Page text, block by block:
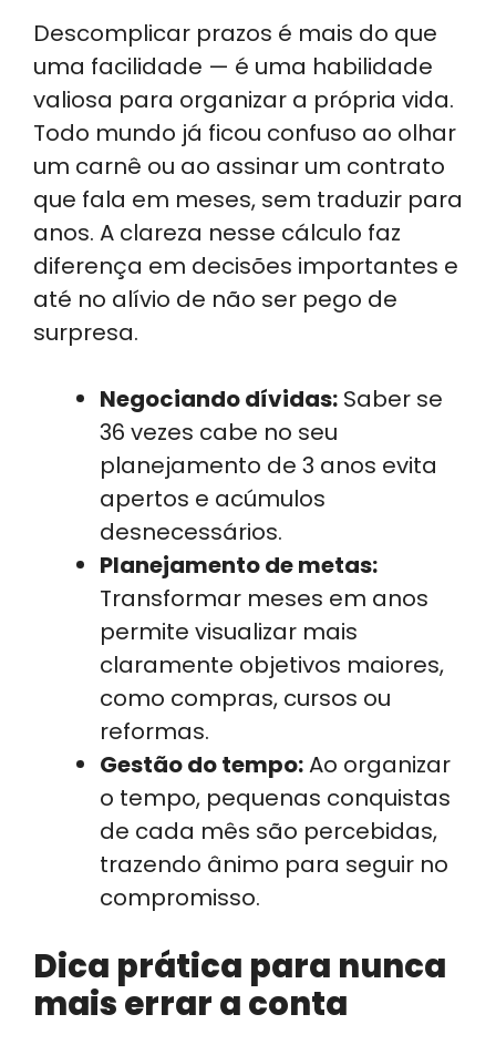
Descomplicar prazos é mais do que
uma facilidade — é uma habilidade
valiosa para organizar a própria vida.
Todo mundo já ficou confuso ao olhar
um carnê ou ao assinar um contrato
que fala em meses, sem traduzir para
anos. A clareza nesse cálculo faz
diferença em decisões importantes e
até no alívio de não ser pego de
surpresa.
Negociando dívidas: Saber se
36 vezes cabe no seu
planejamento de 3 anos evita
apertos e acúmulos
desnecessários.
Planejamento de metas:
Transformar meses em anos
permite visualizar mais
claramente objetivos maiores,
como compras, cursos ou
reformas.
Gestão do tempo:Ao organizar
o tempo, pequenas conquistas
de cada mês são percebidas,
trazendo ânimo para seguir no
compromisso.
Dica prática para nunca
mais errar a conta